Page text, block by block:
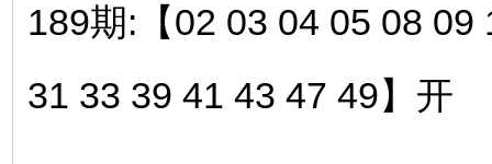
189期:【02 03 04 05 08
31 33 39 41 43 47 49】开